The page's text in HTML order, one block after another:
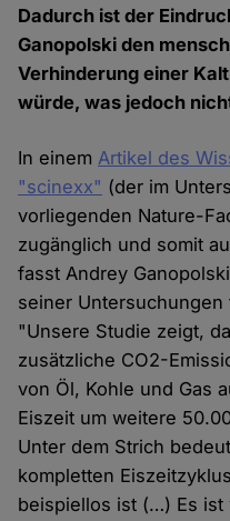
Dadurch ist der
Ganopolski den
Verhinderung einer
würde, was jedoch
In einemArtikel des
"scinexx" (der im
vorliegenden Nature-
zugänglich und somit
fasst Andrey
seiner
"Unsere Studie zeigt,
zusätzliche CO2-
von Öl, Kohle und Gas
Eiszeit um weitere
Unter dem Strich
kompletten
beispiellos ist (…) Es